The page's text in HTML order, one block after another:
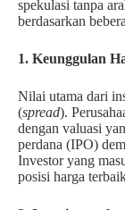
spekulasi tanpa
berdasarkan
1. Keunggulan
Nilai utama dari
(spread).
dengan valuasi
perdana (IPO)
Investor yang
posisi harga